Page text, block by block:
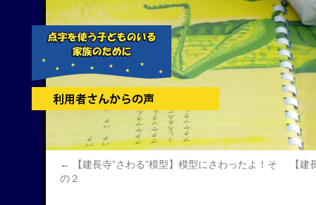
←
【建長寺”さわる”模型】模型にさわったよ！そ
の２
【